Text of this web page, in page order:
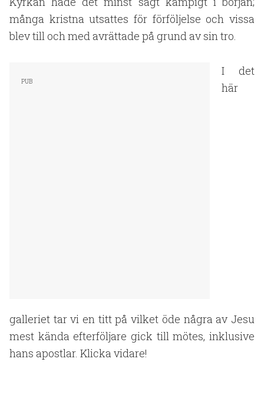
många kristna utsattes för förföljelse och vissa
blev till och med avrättade på grund av sin tro.
I det
här
galleriet tar vi en titt på vilket öde några av Jesu
mest kända efterföljare gick till mötes, inklusive
hans apostlar. Klicka vidare!